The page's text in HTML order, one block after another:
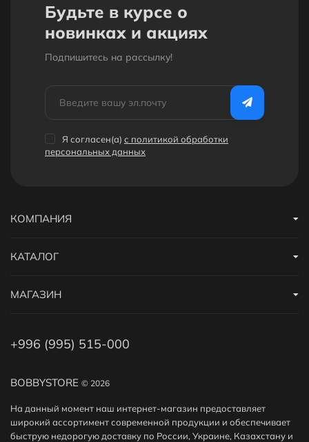
Будьте в курсе о
новинках и акциях
Подпишитесь на рассылкy!
Я согласен(a) с политикой обработки
персональных данных
BOBBYSTORE © 2026
На данный момент наш интернет-магазин предоставляет
широкий ассортимент современной продукции и обеспечивает
быструю недорогую доставку по России, Украине, Казахстану и
КОМПАНИЯ
КАТАЛОГ
МАГАЗИН
+996 (995) 515-000